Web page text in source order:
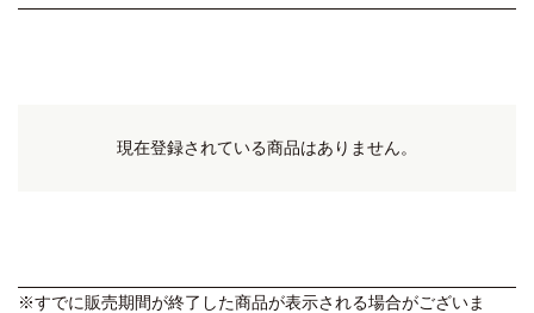
現在登録されている商品はありません。
※すでに販売期間が終了した商品が表示される場合がございま